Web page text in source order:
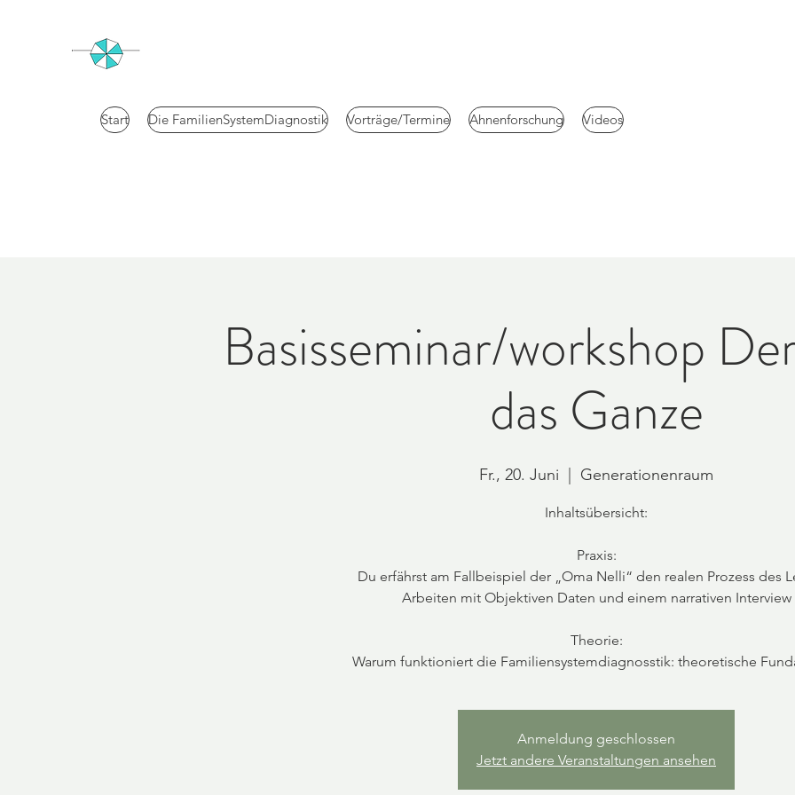
Start Die FamilienSystemDiagnostik Vorträge/Termine Ahnenforschung Videos
Basisseminar/workshop
das Ganze
Fr., 20. Juni Generationenraum
Inhaltsübersicht:
Praxis:
Du erfährst am Fallbeispiel der „Oma Nelli“ den realen Prozess des
Arbeiten mit Objektiven Daten und einem narrativen Interview
Theorie:
Anmeldung geschlossen
Jetzt andere Veranstaltungen ansehen